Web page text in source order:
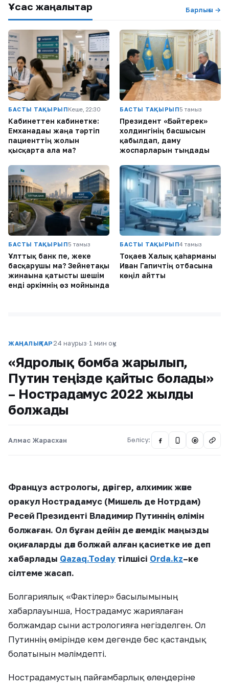
Ұқсас жаңалықтар Барлығы →
БАСТЫ ТАҚЫРЫПКеше, 22:30
Кабинеттен кабинетке:
Емханадағы жаңа тәртіп
пациенттің жолын
қысқарта ала ма?
БАСТЫ ТАҚЫРЫП5 тамыз
Президент «Бәйтерек»
холдингінің басшысын
қабылдап, даму
жоспарларын тыңдады
БАСТЫ ТАҚЫРЫП5 тамыз
Ұлттық банк пе, жеке
басқарушы ма? Зейнетақы
жинағына қатысты шешім
енді әркімнің өз мойнында
БАСТЫ ТАҚЫРЫП4 тамыз
Тоқаев Халық қаһарманы
Иван Гапичтің отбасына
көңіл айтты
ЖАҢАЛЫҚТАР 24 наурыз·1 мин оқу
«Ядролық бомба жарылып,
Путин теңізде қайтыс болады»
– Нострадамус 2022 жылды
болжады
Алмас Жарасхан Бөлісу: @
Француз астрологы, дәрігер, алхимик және
оракул Нострадамус (Мишель де Нотрдам)
Ресей Президенті Владимир Путиннің өлімін
болжаған. Ол бұған дейін де әлемдік маңызды
оқиғаларды дәл болжай алған қасиетке ие деп
хабарлады Qazaq.Today тілшісі Orda.kz–ке
сілтеме жасап.
Болгариялық «Фактілер» басылымының
хабарлауынша, Нострадамус жариялаған
болжамдар сыни астрологияға негізделген. Ол
Путиннің өмірінде кем дегенде бес қастандық
болатынын мәлімдепті.
Нострадамустың пайғамбарлық өлеңдеріне